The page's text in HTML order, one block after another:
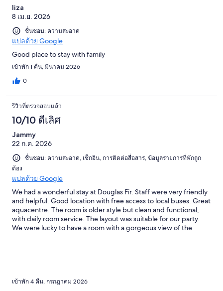
liza
8 เม.ย. 2026
ชื่นชอบ: ความสะอาด
แปลด้วย Google
Good place to stay with family
เข้าพัก 1 คืน, มีนาคม 2026
0
รีวิวที่ตรวจสอบแล้ว
10/10 ดีเลิศ
Jammy
22 ก.ค. 2026
ชื่นชอบ: ความสะอาด, เช็กอิน, การติดต่อสื่อสาร, ข้อมูลรายการที่พักถูก
ต้อง
แปลด้วย Google
We had a wonderful stay at Douglas Fir. Staff were very friendly
and helpful. Good location with free access to local buses. Great
aquacentre. The room is older style but clean and functional,
with daily room service. The layout was suitable for our party.
We were lucky to have a room with a gorgeous view of the
เข้าพัก 4 คืน, กรกฎาคม 2026